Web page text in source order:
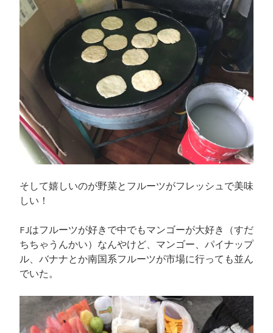
そして嬉しいのが野菜とフルーツがフレッシュで美味
しい！
FJはフルーツが好きで中でもマンゴーが大好き（すだ
ちちゃうんかい）なんやけど、マンゴー、パイナップ
ル、バナナとか南国系フルーツが市場に行っても並ん
でいた。